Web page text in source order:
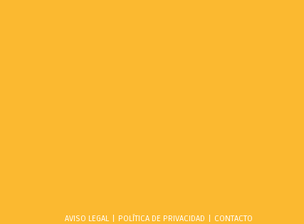
AVISO LEGAL POLÍTICA DE PRIVACIDAD CONTACTO